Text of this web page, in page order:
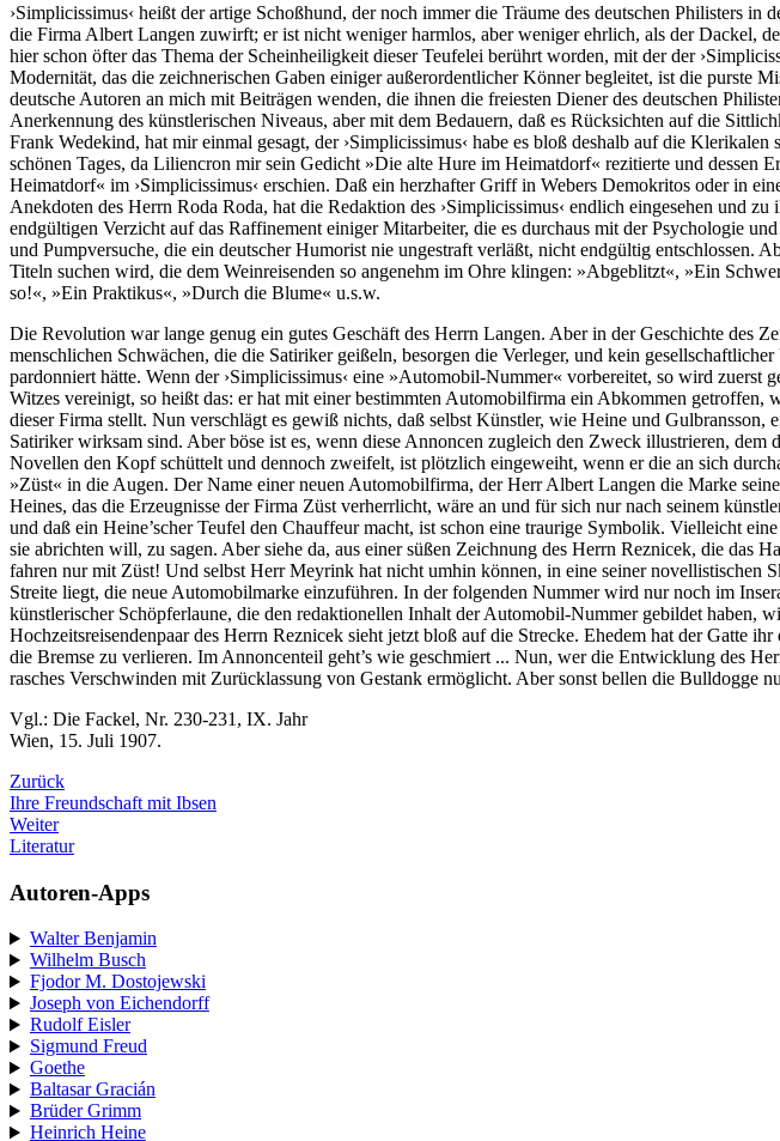
›Simplicissimus‹ heißt der artige Schoßhund, der noch immer die Träume des deutschen Philisters
die Firma Albert Langen zuwirft; er ist nicht weniger harmlos, aber weniger ehrlich, als der Dackel,
hier schon öfter das Thema der Scheinheiligkeit dieser Teufelei berührt worden, mit der der
Modernität, das die zeichnerischen Gaben einiger außerordentlicher Könner begleitet, ist die purste
deutsche Autoren an mich mit Beiträgen wenden, die ihnen die freiesten Diener des deutschen
Anerkennung des künstlerischen Niveaus, aber mit dem Bedauern, daß es Rücksichten auf die
Frank Wedekind, hat mir einmal gesagt, der ›Simplicissimus‹ habe es bloß deshalb auf die
schönen Tages, da Liliencron mir sein Gedicht »Die alte Hure im Heimatdorf« rezitierte und dessen
Heimatdorf« im ›Simplicissimus‹ erschien. Daß ein herzhafter Griff in Webers Demokritos oder in
Anekdoten des Herrn Roda Roda, hat die Redaktion des ›Simplicissimus‹ endlich eingesehen und
endgültigen Verzicht auf das Raffinement einiger Mitarbeiter, die es durchaus mit der Psychologie
und Pumpversuche, die ein deutscher Humorist nie ungestraft verläßt, nicht endgültig entschlossen.
Titeln suchen wird, die dem Weinreisenden so angenehm im Ohre klingen: »Abgeblitzt«, »Ein
so!«, »Ein Praktikus«, »Durch die Blume« u.s.w.
Die Revolution war lange genug ein gutes Geschäft des Herrn Langen. Aber in der Geschichte
menschlichen Schwächen, die die Satiriker geißeln, besorgen die Verleger, und kein
pardonniert hätte. Wenn der ›Simplicissimus‹ eine »Automobil-Nummer« vorbereitet, so wird
Witzes vereinigt, so heißt das: er hat mit einer bestimmten Automobilfirma ein Abkommen
dieser Firma stellt. Nun verschlägt es gewiß nichts, daß selbst Künstler, wie Heine und
Satiriker wirksam sind. Aber böse ist es, wenn diese Annoncen zugleich den Zweck illustrieren,
Novellen den Kopf schüttelt und dennoch zweifelt, ist plötzlich eingeweiht, wenn er die an sich
»Züst« in die Augen. Der Name einer neuen Automobilfirma, der Herr Albert Langen die Marke
Heines, das die Erzeugnisse der Firma Züst verherrlicht, wäre an und für sich nur nach seinem
und daß ein Heine’scher Teufel den Chauffeur macht, ist schon eine traurige Symbolik. Vielleicht
sie abrichten will, zu sagen. Aber siehe da, aus einer süßen Zeichnung des Herrn Reznicek, die
fahren nur mit Züst! Und selbst Herr Meyrink hat nicht umhin können, in eine seiner novellistischen
Streite liegt, die neue Automobilmarke einzuführen. In der folgenden Nummer wird nur noch im
künstlerischer Schöpferlaune, die den redaktionellen Inhalt der Automobil-Nummer gebildet haben,
Hochzeitsreisendenpaar des Herrn Reznicek sieht jetzt bloß auf die Strecke. Ehedem hat der Gatte
die Bremse zu verlieren. Im Annoncenteil geht’s wie geschmiert ... Nun, wer die Entwicklung des
rasches Verschwinden mit Zurücklassung von Gestank ermöglicht. Aber sonst bellen die Bulldogge
Vgl.: Die Fackel, Nr. 230-231, IX. Jahr
Wien, 15. Juli 1907.
Zurück
Ihre Freundschaft mit Ibsen
Weiter
Literatur
Autoren-Apps
Walter Benjamin
Wilhelm Busch
Fjodor M. Dostojewski
Joseph von Eichendorff
Rudolf Eisler
Sigmund Freud
Goethe
Baltasar Gracián
Brüder Grimm
Heinrich Heine